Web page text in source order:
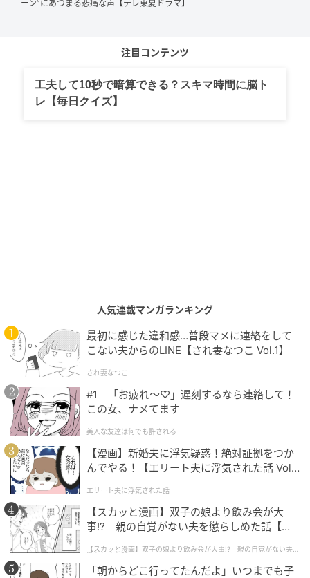
く様子がよく伝わってきた。言葉ではなく、相手に合
葉を介さないからこそ、タツキ自身も何が正しいのか
分かっていない。だからこそ、相手を尊重できるのか
もしれない。
なんとか伝えることができた思いなのだ。
不登校も一つの生き方
ーン”にあつまる悲痛な声【テレ東夏ドラマ】
注目コンテンツ
工夫して10秒で暗算できる？スキマ時間に脳ト
レ【毎日クイズ】
人気連載マンガランキング
最初に感じた違和感…普段マメに連絡をして
こない夫からのLINE【され妻なつこ Vol.1】
され妻なつこ
#1 「お疲れ〜♡」遅刻するなら連絡して！
この女、ナメてます
美人な友達は何でも許される
【漫画】新婚夫に浮気疑惑！絶対証拠をつか
んでやる！【エリート夫に浮気された話 Vol.
エリート夫に浮気された話
【スカッと漫画】双子の娘より飲み会が大
事!? 親の自覚がない夫を懲らしめた話【第1
【スカッと漫画】双子の娘より飲み会が大事!? 親の自覚がない夫を
懲らしめた話
「朝からどこ行ってたんだよ」いつまでも子